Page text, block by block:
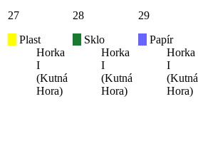
27
Plast
Horka
I
(Kutná
Hora)
28
Sklo
Horka
I
(Kutná
Hora)
29
Papír
Horka
I
(Kutná
Hora)